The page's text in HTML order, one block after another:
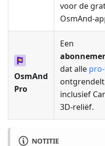
voor de
OsmAnd-
OsmAnd
Pro
Een
dat alle
inclusief
3D-reliëf.
NOTITIE